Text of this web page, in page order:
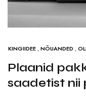
KINGIIDEE ,NÕUANDED ,
Plaanid
saadetist nii